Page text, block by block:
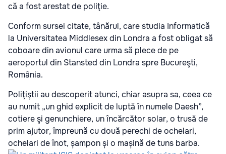
că a fost arestat de poliţie.
Conform sursei citate, tânărul, care studia Informatică
la Universitatea Middlesex din Londra a fost obligat să
coboare din avionul care urma să plece de pe
aeroportul din Stansted din Londra spre Bucureşti,
România.
Poliţiştii au descoperit atunci, chiar asupra sa, ceea ce
au numit „un ghid explicit de luptă în numele Daesh”,
cotiere şi genunchiere, un încărcător solar, o trusă de
prim ajutor, împreună cu două perechi de ochelari,
ochelari de înot, șampon și o mașină de tuns barba.